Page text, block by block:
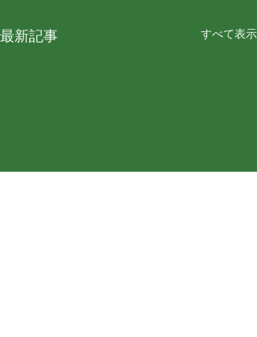
最新記事 すべて表示